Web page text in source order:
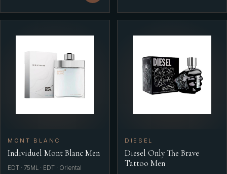
MONT BLANC
Individuel Mont Blanc Men
EDT · 75ML · EDT · Oriental
DIESEL
Diesel Only The Brave
Tattoo Men